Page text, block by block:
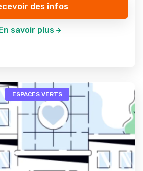
des infos
savoir plus
ESPACES VERTS